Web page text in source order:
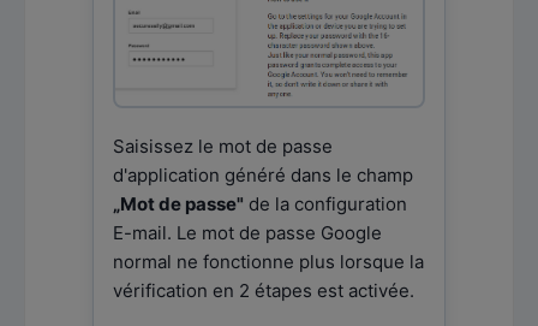
Saisissez le mot de passe
d'application généré dans le champ
„Mot de passe" de la configuration
E-mail. Le mot de passe Google
normal ne fonctionne plus lorsque la
vérification en 2 étapes est activée.